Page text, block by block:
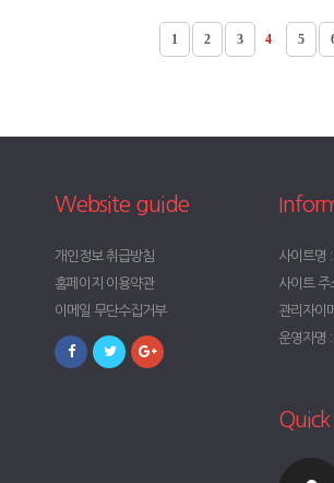
1 2 3 4 5
Website guide
개인정보 취급방침
홈페이지 이용약관
이메일 무단수집거부
사이트명
사이트
관리자이
운영자명